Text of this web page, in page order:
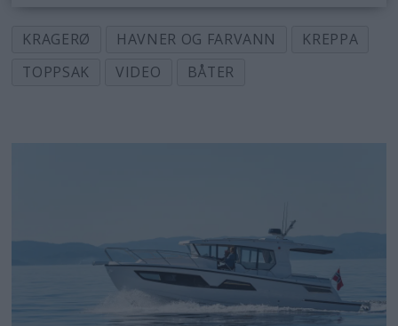
KRAGERØ HAVNER OG FARVANN
KREPPA
TOPPSAK
VIDEO BÅTER